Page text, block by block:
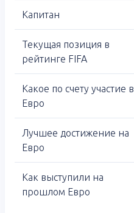
Капитан
Текущая позиция в
рейтинге FIFA
Какое по счету участие в
Евро
Лучшее достижение на
Евро
Как выступили на
прошлом Евро